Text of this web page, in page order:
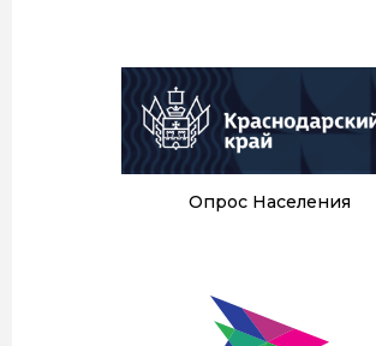
Опрос Населения